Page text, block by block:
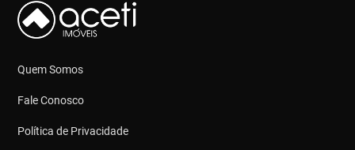
Quem Somos
Fale Conosco
Política de Privacidade